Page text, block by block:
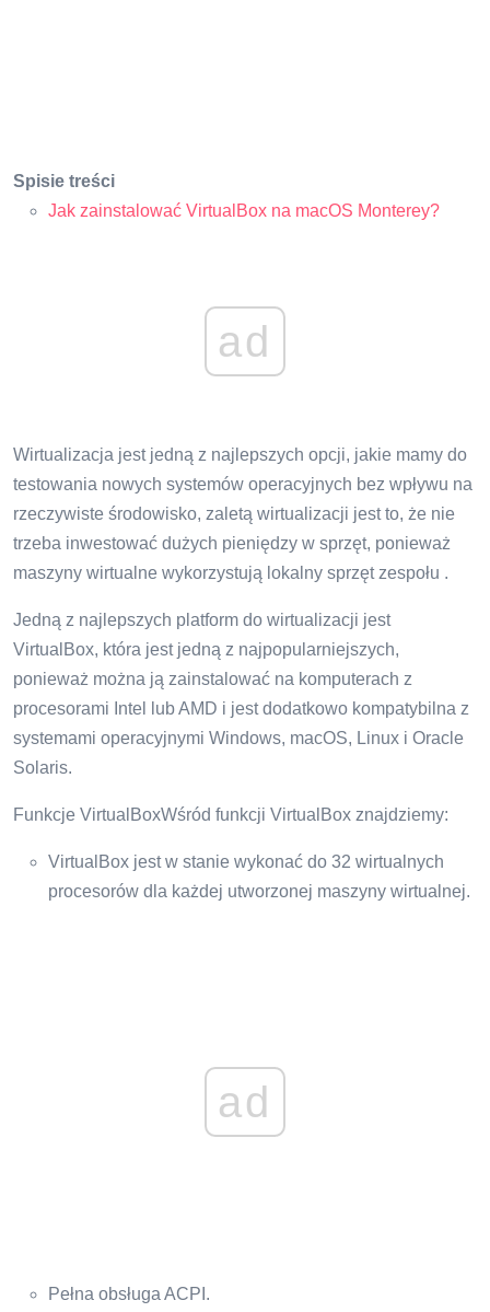
Spisie treści
Jak zainstalować VirtualBox na macOS Monterey?
ad
Wirtualizacja jest jedną z najlepszych opcji, jakie mamy do
testowania nowych systemów operacyjnych bez wpływu na
rzeczywiste środowisko, zaletą wirtualizacji jest to, że nie
trzeba inwestować dużych pieniędzy w sprzęt, ponieważ
maszyny wirtualne wykorzystują lokalny sprzęt zespołu .
Jedną z najlepszych platform do wirtualizacji jest
VirtualBox, która jest jedną z najpopularniejszych,
ponieważ można ją zainstalować na komputerach z
procesorami Intel lub AMD i jest dodatkowo kompatybilna z
systemami operacyjnymi Windows, macOS, Linux i Oracle
Solaris.
Funkcje VirtualBoxWśród funkcji VirtualBox znajdziemy:
VirtualBox jest w stanie wykonać do 32 wirtualnych
procesorów dla każdej utworzonej maszyny wirtualnej.
ad
Pełna obsługa ACPI.